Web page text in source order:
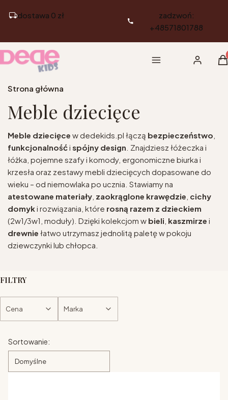
dostawa 0 zł
zadzwoń:
+48571801788
Menu Zaloguj się
Strona główna
Meble dziecięce
Meble dziecięce w dedekids.pl łączą bezpieczeństwo
funkcjonalnośći spójny design . Znajdziesz łóżeczka i
łóżka, pojemne szafy i komody, ergonomiczne biurka i
krzesła oraz zestawy mebli dziecięcych dopasowane do
wieku – od niemowlaka po ucznia. Stawiamy na
atestowane materiały zaokrąglone krawędzie cichy
domyki rozwiązania, które rosną razem z dzieckiem
(2w1/3w1, moduły). Dzięki kolekcjom w bieli kaszmirze i
drewnie łatwo utrzymasz jednolitą paletę w pokoju
dziewczynki lub chłopca.
FILTRY
Cena Marka
Lista produktów
Sortowanie:
Domyślne